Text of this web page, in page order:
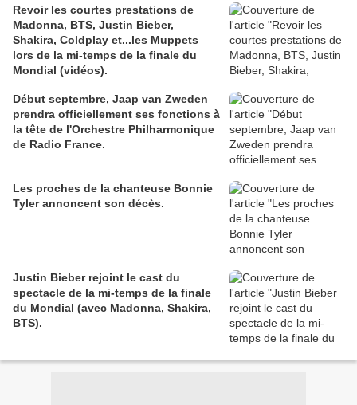
Revoir les courtes prestations de
Madonna, BTS, Justin Bieber,
Shakira, Coldplay et...les Muppets
lors de la mi-temps de la finale du
Mondial (vidéos).
Début septembre, Jaap van Zweden
prendra officiellement ses fonctions à
la tête de l'Orchestre Philharmonique
de Radio France.
Les proches de la chanteuse Bonnie
Tyler annoncent son décès.
Justin Bieber rejoint le cast du
spectacle de la mi-temps de la finale
du Mondial (avec Madonna, Shakira,
BTS).